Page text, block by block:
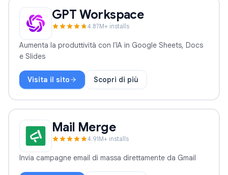
GPT Workspace
4.87M+ installs
Aumenta la produttività con l'IA in Google Sheets, Docs
e Slides
Visita il sito Scopri di piùGPT Workspace
Mail Merge
4.91M+ installs
Invia campagne email di massa direttamente da Gmail